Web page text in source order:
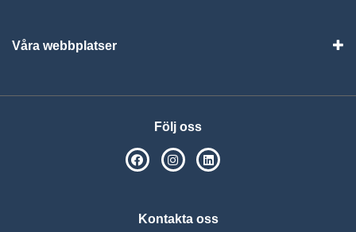
Våra webbplatser
Följ oss
SPSM på Facebook
SPSM på Instagram
Kontakta oss